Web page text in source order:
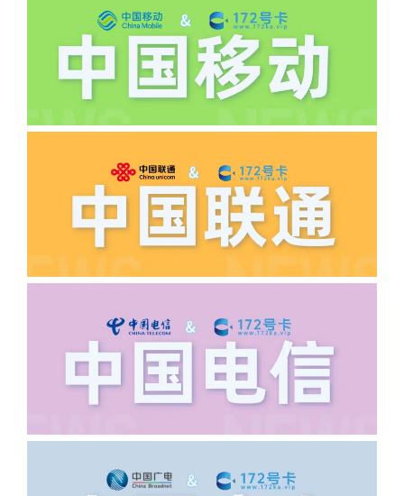
逾期不可补返费。
·5.我的返费为什么还没有到?
加活动充值，其次是否状态是否一直保持
如以上都正常就联系平台客服单独查询。
·6.领卡时详细地址怎么写容易通过审核?
答:不要低于6个字。详细地址不要写带有
浦东新区北京路33号，这样的地址就会
导致订单失败，因为在系统审核看来你在
上海怎么又写了个北京，不知道你在哪
里，所以直接订单失败。